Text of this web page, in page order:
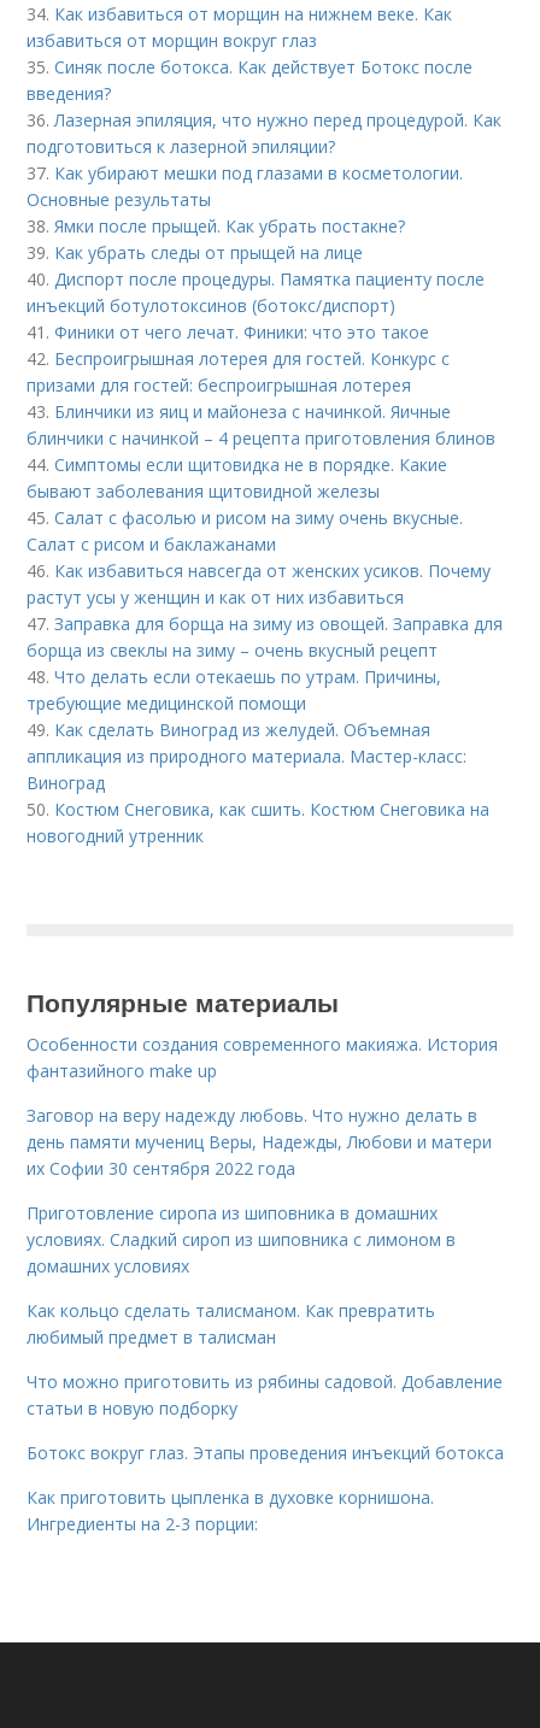
34. Как избавиться от морщин на нижнем веке. Как
избавиться от морщин вокруг глаз
35.Синяк после ботокса. Как действует Ботокс после
введения?
36.Лазерная эпиляция, что нужно перед процедурой. Как
подготовиться к лазерной эпиляции?
37. Как убирают мешки под глазами в косметологии.
Основные результаты
38.Ямки после прыщей. Как убрать постакне?
39. Как убрать следы от прыщей на лице
40.Диспорт после процедуры. Памятка пациенту после
инъекций ботулотоксинов (ботокс/диспорт)
41.Финики от чего лечат. Финики: что это такое
42. Беспроигрышная лотерея для гостей. Конкурс с
призами для гостей: беспроигрышная лотерея
43. Блинчики из яиц и майонеза с начинкой. Яичные
блинчики с начинкой – 4 рецепта приготовления блинов
44.Симптомы если щитовидка не в порядке. Какие
бывают заболевания щитовидной железы
45.Салат с фасолью и рисом на зиму очень вкусные.
Салат с рисом и баклажанами
46. Как избавиться навсегда от женских усиков. Почему
растут усы у женщин и как от них избавиться
47.Заправка для борща на зиму из овощей. Заправка для
борща из свеклы на зиму – очень вкусный рецепт
48.Что делать если отекаешь по утрам. Причины,
требующие медицинской помощи
49. Как сделать Виноград из желудей. Объемная
аппликация из природного материала. Мастер-класс:
Виноград
50. Костюм Снеговика, как сшить. Костюм Снеговика на
новогодний утренник
Популярные материалы
Особенности создания современного макияжа. История
фантазийного make up
Заговор на веру надежду любовь. Что нужно делать в
день памяти мучениц Веры, Надежды, Любови и матери
их Софии 30 сентября 2022 года
Приготовление сиропа из шиповника в домашних
условиях. Сладкий сироп из шиповника с лимоном в
домашних условиях
Как кольцо сделать талисманом. Как превратить
любимый предмет в талисман
Что можно приготовить из рябины садовой. Добавление
статьи в новую подборку
Ботокс вокруг глаз. Этапы проведения инъекций ботокса
Как приготовить цыпленка в духовке корнишона.
Ингредиенты на 2-3 порции: